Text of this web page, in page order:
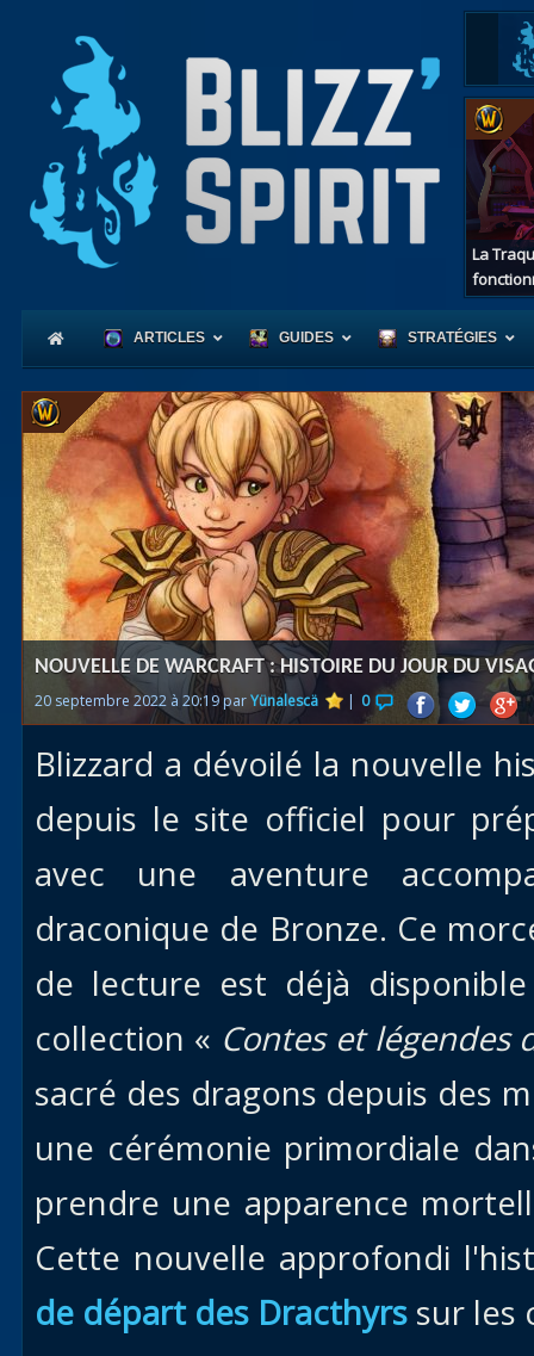
La
ARTICLES GUIDES
Coeur
Races
alliées
des îles
Uldum
Val
STRATÉGIES
NOUVELLE DE WARCRAFT : HISTOIRE DU JOUR DU
20 septembre 2022 à 20:19 parYünalescä | 0
Blizzard a dévoilé la nouvelle
depuis le site officiel pour
avec une aventure
draconique de Bronze. Ce
de lecture est déjà
collection « Contes et légendes
sacré des dragons depuis des
une cérémonie primordiale
prendre une apparence
Cette nouvelle approfondi
de départ des Dracthyrs sur les